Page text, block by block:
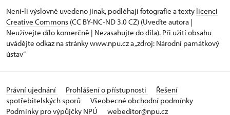
Není-li výslovně uvedeno jinak, podléhají fotografie a texty licenci
Creative Commons (CC BY-NC-ND 3.0 CZ) (Uveďte autora |
Neužívejte dílo komerčně | Nezasahujte do díla). Při užití obsahu
uvádějte odkaz na stránky www.npu.cz a „zdroj: Národní památkový
ústav“
Právní ujednání Prohlášení o přístupnosti
Řešení
spotřebitelských sporů
Všeobecné obchodní podmínky
Podmínky pro výpůjčky NPÚ
webeditor@npu.cz